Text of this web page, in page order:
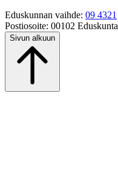
Eduskunnan vaihde: 09 4321
Postiosoite: 00102 Eduskunta
Sivun alkuun